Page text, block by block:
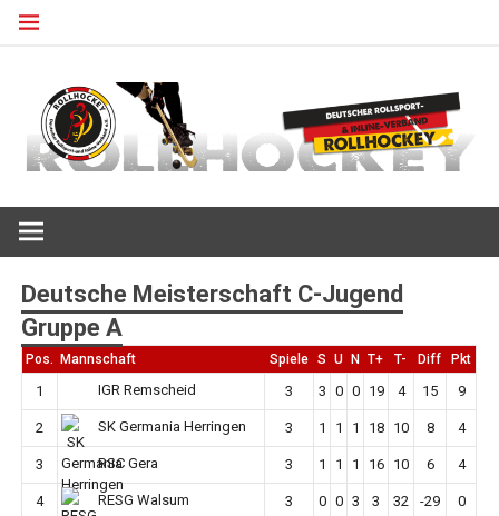
Zum
Deutsche Meisterschaft C-Jugend
Gruppe A
Pos. Mannschaft Spiele S U N T+ T- Diff Pkt
1 IGR Remscheid 3 3 0 0 19 4 15 9
2 SK Germania Herringen 3 1 1 1 18 10 8 4
3 RSC Gera 3 1 1 1 16 10 6 4
4 RESG Walsum 3 0 0 3 3 32 -29 0